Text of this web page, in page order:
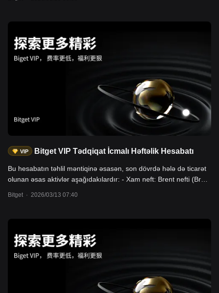
təzyiq altındadır, NAS100 -2.4%, US2000 -2.9%. - Qiymətli
metallar düzəliş edib, qızıl -3.2%, gümüş -8.7%. - Kriptovalyuta
bazarı təhlükəsiz liman dalğasında dayanıqlılıq göstərdi, BTC
+2.0%, ETH +2.8%; həm kapital axınları, həm də stabilcoin bazar
dəyərində sistemli vəsait çıxışı müşahidə olunmur. İstifadəçilər
kripto sənayesinin spot və fyuçers bölmələri, Bitget CFD, səhm-
coin müqavilələri və s. vasitəsilə bu aktivlərlə ticarət edə bilərlər.
VIP Bitget VIP Tədqiqat İcmalı Həftəlik Hesabatı
Bu hesabatın təhlil məntiqinə əsasən, son dövrdə hələ də ticarət
olunan əsas aktivlər aşağıdakılardır: - Xam neft: Brent nefti (Brent
- Səhm indeksləri fyuçersləri: Yapon səhm fyuçersləri (Nikkei 225,
JPY), NAS100 və s. Yaponiya enerji idxal edən ölkədir və xam
neftin 70-90%-i Hörmüz boğazı vasitəsilə idxal olunur. Hörmüz
boğazının uzunmüddətli bağlanması və neft qiymətinin yüksək
olması iqtisadi tənəzzülə səbəb olacaq; - Kriptovalyutalar: BTC,
bazar və ETF göstəricilərinə əsasən, BTC qiyməti və ABŞ dolları
Bitget · 2026/03/13 07:40